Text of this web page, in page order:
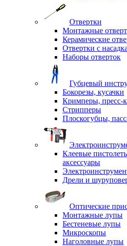
Отвертки
Монтажные
Керамические
Отвертки с
Наборы отверток
Губцевый
Бокорезы, кусачки
Кримперы, пресс-
Стрипперы
Плоскогубцы,
Клеевые
аксессуары
Дрели и
Оптические
Монтажные лупы
Бестеневые лупы
Микроскопы
Наголовные лупы